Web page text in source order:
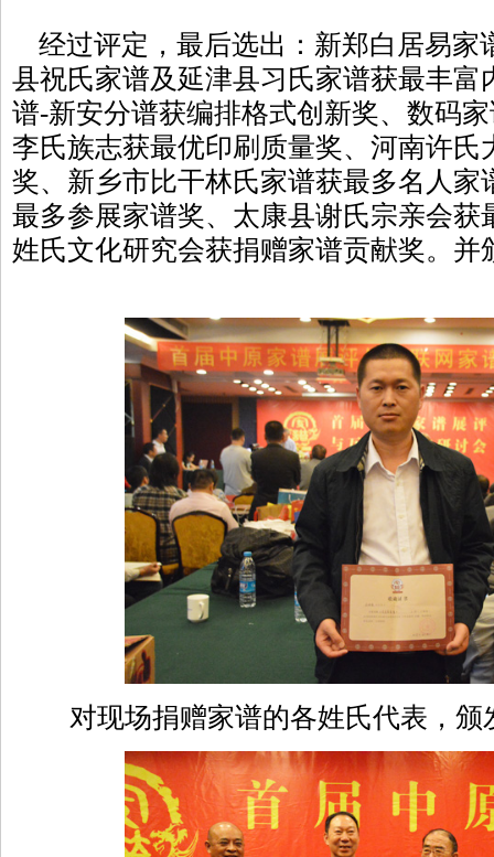
经过评定，最后选出：新郑白居易家
县祝氏家谱及延津县习氏家谱获最丰富
谱-新安分谱获编排格式创新奖、数码
李氏族志获最优印刷质量奖、河南许氏
奖、新乡市比干林氏家谱获最多名人家
最多参展家谱奖、太康县谢氏宗亲会获
姓氏文化研究会获捐赠家谱贡献奖。并
对现场捐赠家谱的各姓氏代表，